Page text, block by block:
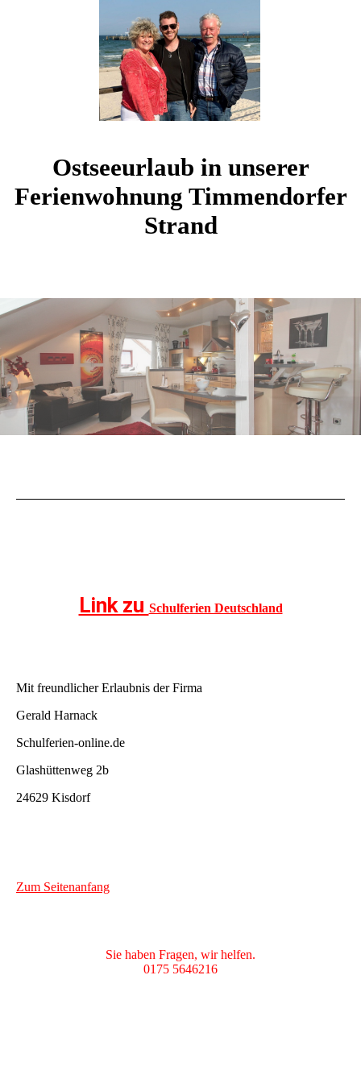
Ostseeurlaub in unserer
Ferienwohnung Timmendorfer
Strand
Link zu Schulferien Deutschland
Mit freundlicher Erlaubnis der Firma
Gerald Harnack
Schulferien-online.de
Glashüttenweg 2b
24629 Kisdorf
Zum Seitenanfang
Sie haben Fragen, wir helfen.
0175 5646216